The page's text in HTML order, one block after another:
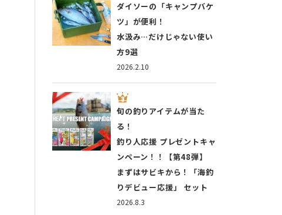
2026.2.10
ダイソーの「キャンプバケ
ツ」が便利！
水汲み…だけじゃない使い
方9選
2026.8.3
旬の釣りアイテムが当た
る！
釣り人応援 プレゼントキャ
ンペーン！！【第48弾】
まずはサビキから！「海釣
りデビュー応援」 セット